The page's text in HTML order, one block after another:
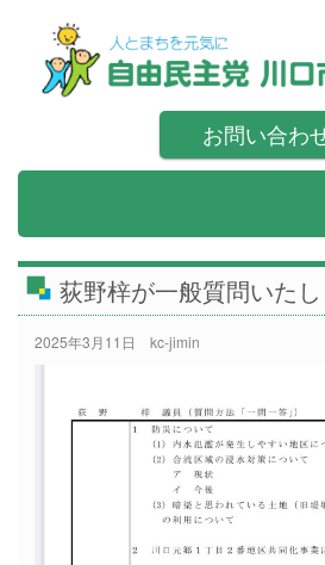
お問い合わ
荻野梓が一般質問いた
2025年3月11日 kc-jimin